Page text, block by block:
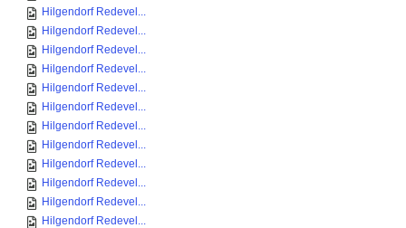
Hilgendorf Redevel...
Hilgendorf Redevel...
Hilgendorf Redevel...
Hilgendorf Redevel...
Hilgendorf Redevel...
Hilgendorf Redevel...
Hilgendorf Redevel...
Hilgendorf Redevel...
Hilgendorf Redevel...
Hilgendorf Redevel...
Hilgendorf Redevel...
Hilgendorf Redevel...